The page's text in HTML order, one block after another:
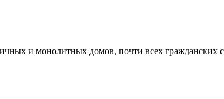
и монолитных домов, почти всех гражданских